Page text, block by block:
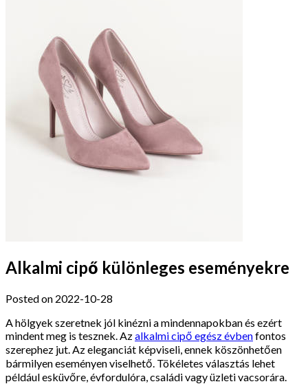
Alkalmi cipő különleges eseményekre
Posted on 2022-10-28
A hölgyek szeretnek jól kinézni a mindennapokban és ezért
mindent meg is tesznek. Azalkalmi cipő egész évbenfontos
szerephez jut. Az eleganciát képviseli, ennek köszönhetően
bármilyen eseményen viselhető. Tökéletes választás lehet
például esküvőre, évfordulóra, családi vagy üzleti vacsorára.